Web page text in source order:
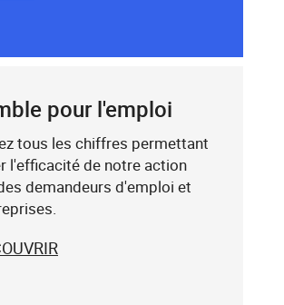
CODE
pour l'emploi
tous les chiffres permettant
l'efficacité de notre action
demandeurs d'emploi et